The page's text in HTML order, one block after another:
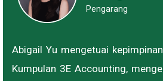
Pengarang
Abigail Yu mengetuai
Kumpulan 3E Accounting,